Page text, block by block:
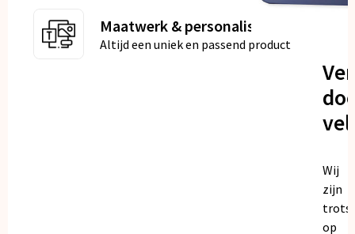
Maatwerk & personalisatie
Altijd een uniek en passend product
Wij
zijn
trots
op